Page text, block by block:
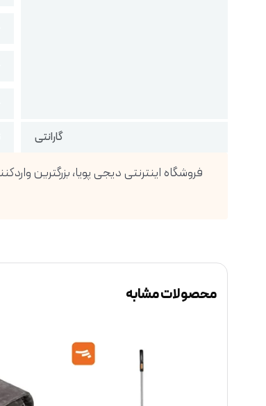
گارانتی
محصولات مشابه